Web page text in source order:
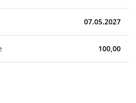
07.05.2027
100,00